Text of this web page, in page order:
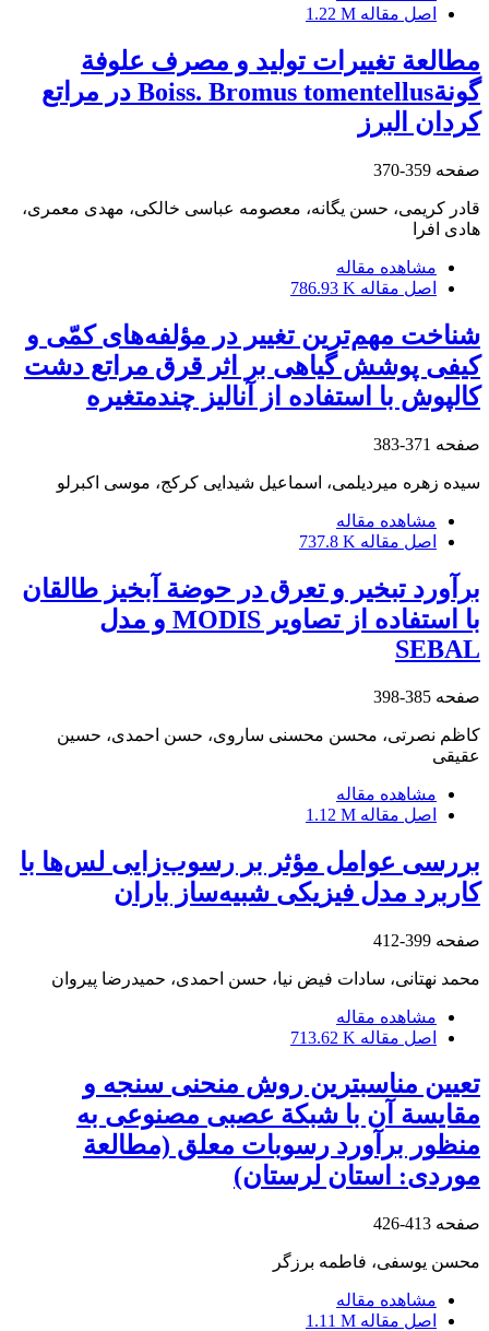
اصل مقاله 1.22 M
مطالعة تغییرات تولید و مصرف علوفة
گونةBoiss. Bromus tomentellus در مراتع
کردان البرز
صفحه 359-370
قادر کریمی، حسن یگانه، معصومه عباسی خالکی، مهدی معمری،
هادی افرا
مشاهده مقاله
اصل مقاله 786.93 K
شناخت مهم‌ترین تغییر در مؤلفه‌های کمّی و
کیفی پوشش گیاهی بر اثر قرق مراتع دشت
کالپوش با استفاده از آنالیز چندمتغیره
صفحه 371-383
سیده زهره میردیلمی، اسماعیل شیدایی کرکج، موسی اکبرلو
مشاهده مقاله
اصل مقاله 737.8 K
برآورد تبخیر و تعرق در حوضة آبخیز طالقان
با استفاده از تصاویر MODIS و مدل
SEBAL
صفحه 385-398
کاظم نصرتی، محسن محسنی ساروی، حسن احمدی، حسین
عقیقی
مشاهده مقاله
اصل مقاله 1.12 M
بررسی عوامل مؤثر بر رسوب‌زایی لس‌ها با
کاربرد مدل فیزیکی شبیه‌ساز باران
صفحه 399-412
محمد نهتانی، سادات فیض نیا، حسن احمدی، حمیدرضا پیروان
مشاهده مقاله
اصل مقاله 713.62 K
تعیین مناسب‏ترین روش منحنی سنجه و
مقایسة آن با شبکة عصبی مصنوعی به
منظور برآورد رسوبات معلق (مطالعة
موردی: استان لرستان)
صفحه 413-426
محسن یوسفی، فاطمه برزگر
مشاهده مقاله
اصل مقاله 1.11 M